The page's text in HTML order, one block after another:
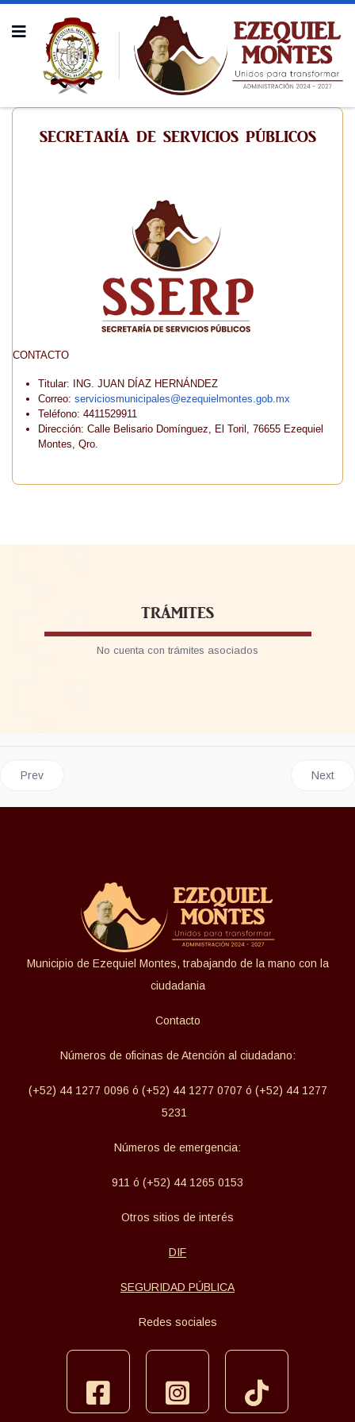
SECRETARÍA DE SERVICIOS PÚBLICOS
CONTACTO
Titular: ING. JUAN DÍAZ HERNÁNDEZ
Correo: serviciosmunicipales@ezequielmontes.gob.mx
Teléfono: 4411529911
Dirección: Calle Belisario Domínguez, El Toril, 76655 Ezequiel
Montes, Qro.
TRÁMITES
No cuenta con trámites asociados
Previous article: SECRETARÍA DE GOBIERNO
Prev Next
Next
Municipio de Ezequiel Montes, trabajando de la mano con la
ciudadania
Contacto
Números de oficinas de Atención al ciudadano:
(+52) 44 1277 0096 ó (+52) 44 1277 0707 ó (+52) 44 1277
5231
Números de emergencia:
911 ó (+52) 44 1265 0153
Otros sitios de interés
DIF
SEGURIDAD PÚBLICA
Redes sociales
facebookinstagramtiktok